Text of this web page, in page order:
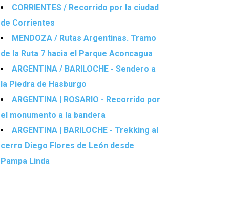
CORRIENTES / Recorrido por la ciudad
de Corrientes
MENDOZA / Rutas Argentinas. Tramo
de la Ruta 7 hacia el Parque Aconcagua
ARGENTINA / BARILOCHE - Sendero a
la Piedra de Hasburgo
ARGENTINA | ROSARIO - Recorrido por
el monumento a la bandera
ARGENTINA | BARILOCHE - Trekking al
cerro Diego Flores de León desde
Pampa Linda